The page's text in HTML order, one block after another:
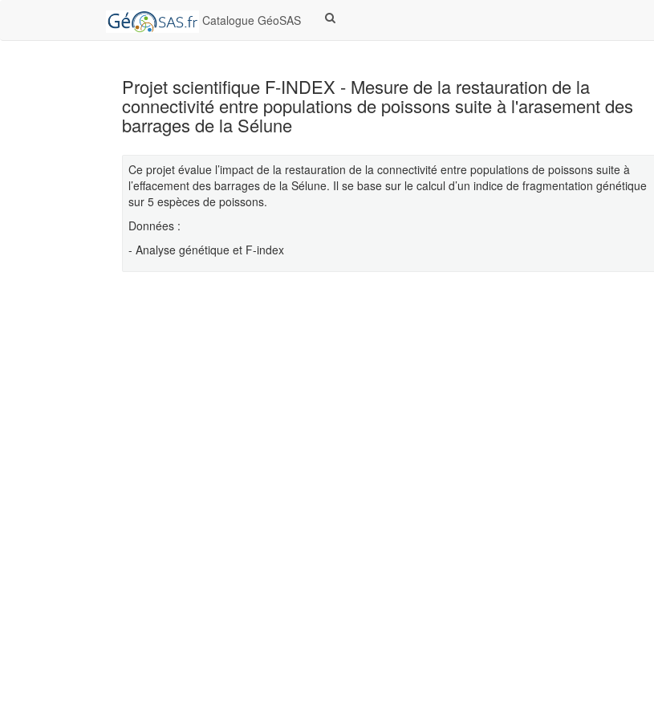
Catalogue GéoSAS
Projet scientifique F-INDEX - Mesure de la restauration de la
connectivité entre populations de poissons suite à l'arasement des
barrages de la Sélune
Ce projet évalue l’impact de la restauration de la connectivité entre populations de poissons suite à
l’effacement des barrages de la Sélune. Il se base sur le calcul d’un indice de fragmentation génétique
sur 5 espèces de poissons.
Données :
- Analyse génétique et F-index